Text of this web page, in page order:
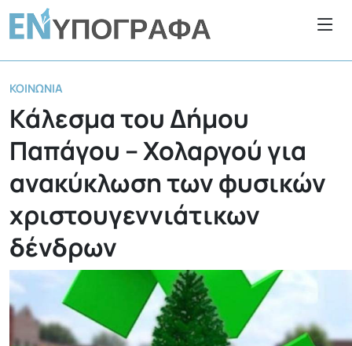
ΚΟΙΝΩΝΊΑ
Κάλεσμα του Δήμου
Παπάγου – Χολαργού για
ανακύκλωση των φυσικών
χριστουγεννιάτικων
δένδρων